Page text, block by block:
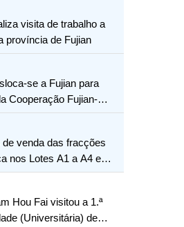
visita de trabalho a
província de Fujian
se a Fujian para
Cooperação Fujian-
venda das fracções
nos Lotes A1 a A4 e
Aterros
Hou Fai visitou a 1.ª
(Universitária) de